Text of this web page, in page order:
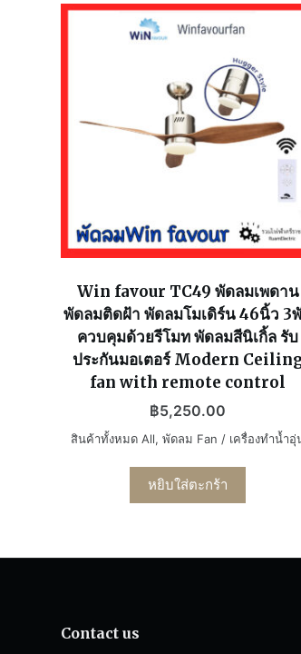
Win favour TC49 พัดลมเพดาน
พัดลมติดฝ้า พัดลมโมเดิร์น 46นิ้ว 3
ควบคุมด้วยรีโมท พัดลมสีนิเกิ้ล รับ
ประกันมอเตอร์ Modern
fan with remote control
฿5,250.00
สินค้าทั้งหมด All,พัดลม Fan / เครื่องทำน้ำอุ่
หยิบใส่ตะกร้า
Contact us